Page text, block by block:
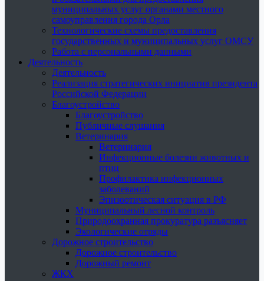
муниципальных услуг органами местного
самоуправления города Орла
Технологические схемы предоставления
государственных и муниципальных услуг ОМСУ
Работа с персональными данными
Деятельность
Деятельность
Реализация стратегических инициатив президента
Российской Федерации
Благоустройство
Благоустройство
Публичные слушания
Ветеринария
Ветеринария
Инфекционные болезни животных и
птиц
Профилактика инфекционных
заболеваний
Эпизоотическая ситуация в РФ
Муниципальный лесной контроль
Природоохранная прокуратура разъясняет
Экологические отряды
Дорожное строительство
Дорожное строительство
Дорожный ремонт
ЖКХ